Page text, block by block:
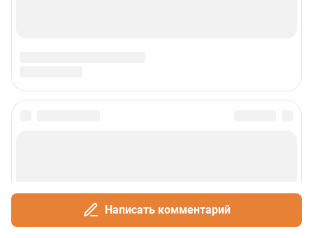
Написать комментарий